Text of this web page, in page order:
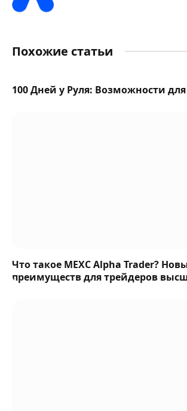
Похожие статьи
100 Дней у Руля: Возможности
Что такое MEXC Alpha Trader?
преимуществ для трейдеров